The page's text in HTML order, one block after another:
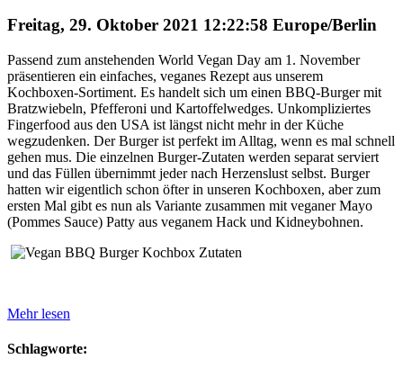
Freitag, 29. Oktober 2021 12:22:58 Europe/Berlin
Passend zum anstehenden World Vegan Day am 1. November
präsentieren ein einfaches, veganes Rezept aus unserem
Kochboxen-Sortiment. Es handelt sich um einen BBQ-Burger mit
Bratzwiebeln, Pfefferoni und Kartoffelwedges. Unkompliziertes
Fingerfood aus den USA ist längst nicht mehr in der Küche
wegzudenken. Der Burger ist perfekt im Alltag, wenn es mal schnell
gehen mus. Die einzelnen Burger-Zutaten werden separat serviert
und das Füllen übernimmt jeder nach Herzenslust selbst. Burger
hatten wir eigentlich schon öfter in unseren Kochboxen, aber zum
ersten Mal gibt es nun als Variante zusammen mit veganer Mayo
(Pommes Sauce) Patty aus veganem Hack und Kidneybohnen.
Mehr lesen
Schlagworte: